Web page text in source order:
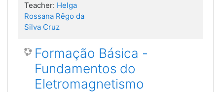
Teacher: Helga
Rossana Rêgo da
Silva Cruz
Formação Básica -
Fundamentos do
Eletromagnetismo